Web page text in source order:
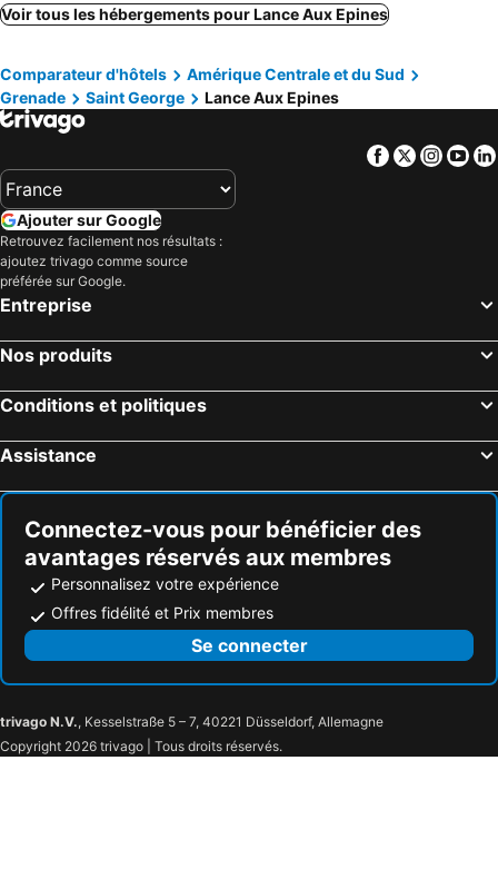
Westerhall, Saint George Hôtels
St. Paul's, Saint George Hôtels
Gouyave, Saint John Hôtels
St David, Saint David Hôtels
Canouan Island, Hôtels
Union Island, Hôtels
Sauters, Saint Patrick Hôtels
True Blue Bay Boutique Resort, Saint George Hôtels
Point Salines, Saint George Hôtels
Voir tous les hébergements pour Lance Aux Epines
Comparateur d'hôtels
Amérique Centrale et du Sud
Grenade
Saint George Lance Aux Epines
Facebook
Twitter
Ajouter sur Google
Retrouvez facilement nos résultats :
ajoutez trivago comme source
préférée sur Google.
Entreprise
Nos produits
Conditions et politiques
Assistance
Connectez-vous pour bénéficier des
avantages réservés aux membres
Personnalisez votre expérience
Offres fidélité et Prix membres
Se connecter
trivago N.V., Kesselstraße 5 – 7, 40221 Düsseldorf, Allemagne
Copyright 2026 trivago | Tous droits réservés.